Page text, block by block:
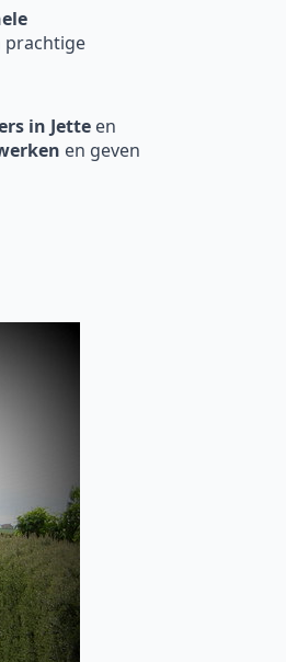
prachtige
in Jette en
en geven